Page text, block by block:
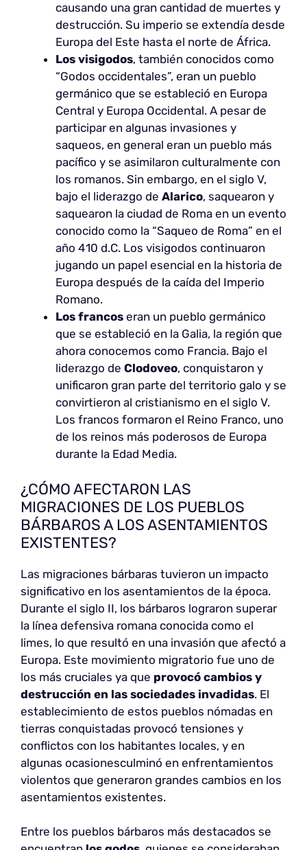
causando una gran cantidad de muertes y
destrucción. Su imperio se extendía desde
Europa del Este hasta el norte de África.
Los visigodos, también conocidos como
“Godos occidentales”, eran un pueblo
germánico que se estableció en Europa
Central y Europa Occidental. A pesar de
participar en algunas invasiones y
saqueos, en general eran un pueblo más
pacífico y se asimilaron culturalmente con
los romanos. Sin embargo, en el siglo V,
bajo el liderazgo de Alarico, saquearon y
saquearon la ciudad de Roma en un evento
conocido como la “Saqueo de Roma” en el
año 410 d.C. Los visigodos continuaron
jugando un papel esencial en la historia de
Europa después de la caída del Imperio
Romano.
Los francos eran un pueblo germánico
que se estableció en la Galia, la región que
ahora conocemos como Francia. Bajo el
liderazgo de Clodoveo, conquistaron y
unificaron gran parte del territorio galo y se
convirtieron al cristianismo en el siglo V.
Los francos formaron el Reino Franco, uno
de los reinos más poderosos de Europa
durante la Edad Media.
¿CÓMO AFECTARON LAS
MIGRACIONES DE LOS PUEBLOS
BÁRBAROS A LOS ASENTAMIENTOS
EXISTENTES?
Las migraciones bárbaras tuvieron un impacto
significativo en los asentamientos de la época.
Durante el siglo II, los bárbaros lograron superar
la línea defensiva romana conocida como el
limes, lo que resultó en una invasión que afectó a
Europa. Este movimiento migratorio fue uno de
los más cruciales ya que provocó cambios y
destrucción en las sociedades invadidas. El
establecimiento de estos pueblos nómadas en
tierras conquistadas provocó tensiones y
conflictos con los habitantes locales, y en
algunas ocasionesculminó en enfrentamientos
violentos que generaron grandes cambios en los
asentamientos existentes.
Entre los pueblos bárbaros más destacados se